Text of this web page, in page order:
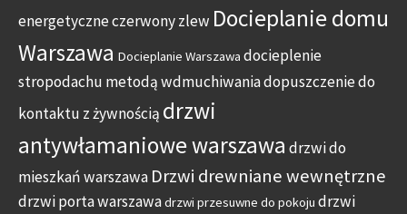
energetyczneczerwony zlew Docieplanie domu
Warszawa Docieplanie Warszawa docieplenie
stropodachu metodą wdmuchiwaniadopuszczenie do
kontaktu z żywnością drzwi
antywłamaniowe warszawa drzwi do
mieszkań warszawa Drzwi drewniane wewnętrzne
drzwi porta warszawadrzwi przesuwne do pokoju drzwi